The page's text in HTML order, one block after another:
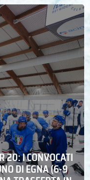
20: I CONVOCATI
DI EGNA (6-9